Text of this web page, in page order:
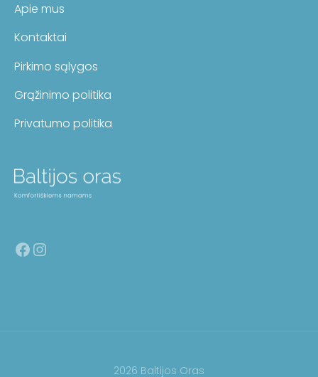
Apie mus
Kontaktai
Pirkimo sąlygos
Grąžinimo politika
Privatumo politika
Facebook
2026 Baltijos Oras